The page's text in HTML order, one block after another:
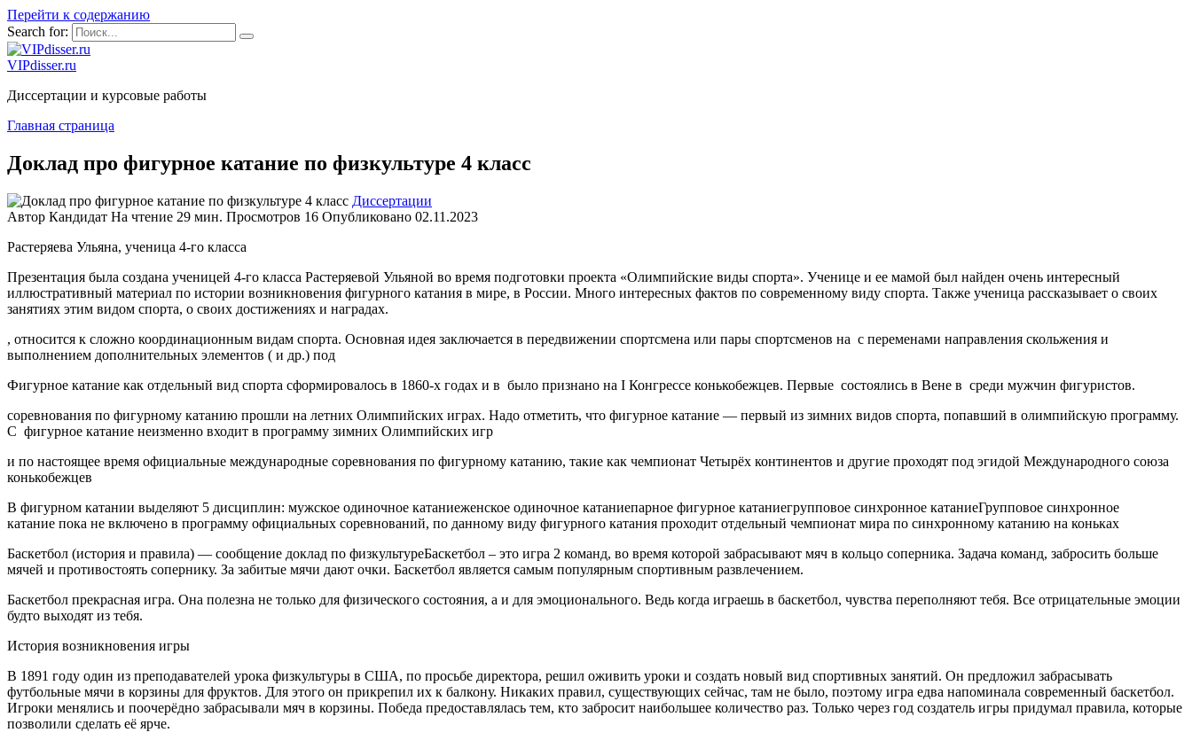
Перейти к содержанию
Search for:
VIPdisser.ru
Диссертации и курсовые работы
Главная страница
Доклад про фигурное катание по физкультуре 4 класс
Диссертации
Автор Кандидат На чтение 29 мин. Просмотров 16 Опубликовано 02.11.2023
Растеряева Ульяна, ученица 4-го класса
Презентация была создана ученицей 4-го класса Растеряевой Ульяной во время подготовки проекта «Олимпийские виды спорта». Ученице и ее мамой был найден очень интересный
иллюстративный материал по истории возникновения фигурного катания в мире, в России. Много интересных фактов по современному виду спорта. Также ученица рассказывает о своих
занятиях этим видом спорта, о своих достижениях и наградах.
, относится к сложно координационным видам спорта. Основная идея заключается в передвижении спортсмена или пары спортсменов на с переменами направления скольжения и
выполнением дополнительных элементов ( и др.) под
Фигурное катание как отдельный вид спорта сформировалось в 1860-х годах и в было признано на I Конгрессе конькобежцев. Первые состоялись в Вене в среди мужчин фигуристов.
соревнования по фигурному катанию прошли на летних Олимпийских играх. Надо отметить, что фигурное катание — первый из зимних видов спорта, попавший в олимпийскую программу.
С фигурное катание неизменно входит в программу зимних Олимпийских игр
и по настоящее время официальные международные соревнования по фигурному катанию, такие как чемпионат Четырёх континентов и другие проходят под эгидой Международного союза
конькобежцев
В фигурном катании выделяют 5 дисциплин: мужское одиночное катаниеженское одиночное катаниепарное фигурное катаниегрупповое синхронное катаниеГрупповое синхронное
катание пока не включено в программу официальных соревнований, по данному виду фигурного катания проходит отдельный чемпионат мира по синхронному катанию на коньках
Баскетбол (история и правила) — сообщение доклад по физкультуреБаскетбол – это игра 2 команд, во время которой забрасывают мяч в кольцо соперника. Задача команд, забросить больше
мячей и противостоять сопернику. За забитые мячи дают очки. Баскетбол является самым популярным спортивным развлечением.
Баскетбол прекрасная игра. Она полезна не только для физического состояния, а и для эмоционального. Ведь когда играешь в баскетбол, чувства переполняют тебя. Все отрицательные эмоции
будто выходят из тебя.
История возникновения игры
В 1891 году один из преподавателей урока физкультуры в США, по просьбе директора, решил оживить уроки и создать новый вид спортивных занятий. Он предложил забрасывать
футбольные мячи в корзины для фруктов. Для этого он прикрепил их к балкону. Никаких правил, существующих сейчас, там не было, поэтому игра едва напоминала современный баскетбол.
Игроки менялись и поочерёдно забрасывали мяч в корзины. Победа предоставлялась тем, кто забросит наибольшее количество раз. Только через год создатель игры придумал правила, которые
позволили сделать её ярче.